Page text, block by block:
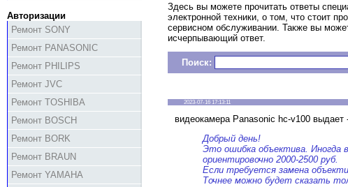
Авторизации
Ремонт SONY
Ремонт PANASONIC
Ремонт PHILIPS
Ремонт JVC
Ремонт TOSHIBA
Ремонт BOSCH
Ремонт BORK
Ремонт BRAUN
Ремонт YAMAHA
Здесь вы можете прочитать ответы
электронной техники, о том, что стоит
сервисном обслуживании. Также вы
исчерпывающий ответ.
Поиск:
2023-07-16 17:13:11
видеокамера Panasonic hc-v100 выдает
Добрый день!
Это ошибка объектива. Иногда
ориентировочно 2000-2500 руб.
Если требуется замена
Точнее можно будет сказать